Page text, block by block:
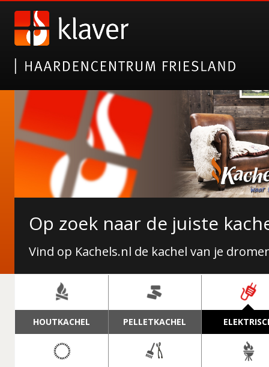
Gazco elektrische haarden
Alsof het echt is!
Op zoek naar de juiste
Vind op Kachels.nl de kachel van je
NAVIGATIE
HOUTKACHEL PELLETKACHEL